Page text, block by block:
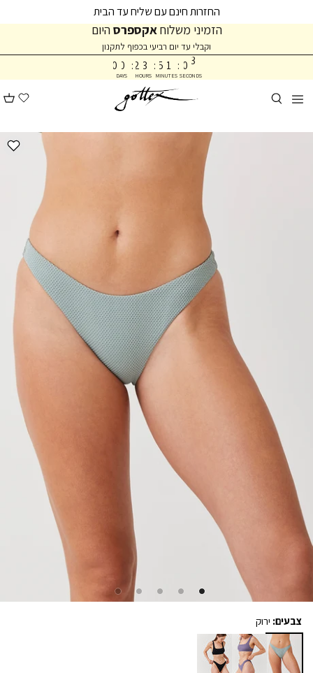
קריאה
לתפריט
העמוד
החזרות חינם עם שליח עד הבית
הזמיני משלוחאקספרסהיום
0
0
DAYS
: 3
2
HOURS
: 1
5
MINUTES
:
2
3
0
0
SECONDS
וקבלי עד יום רביעי בכפוף לתקנון
צבעים: ירוק